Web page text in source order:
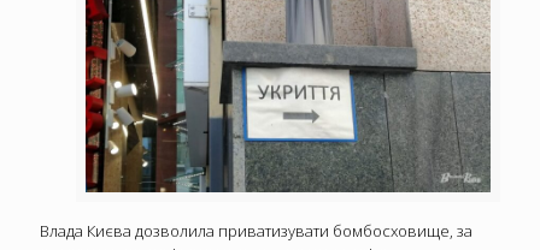
Влада Києва дозволила приватизувати бомбосховище, за